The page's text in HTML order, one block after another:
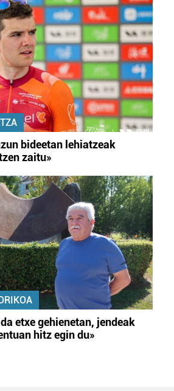
bideetan lehiatzeak
zaitu»
etxe gehienetan, jendeak
hitz egin du»